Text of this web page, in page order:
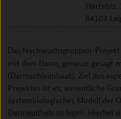
Härtelstr.
04107
Das Nachwuchsgruppen-Projekt
mit dem Darm, genauer gesagt
(Darmschleimhaut). Ziel des
Projektes ist es, wesentliche
systembiologisches Modell der
Darmepithels zu legen. Hierbei